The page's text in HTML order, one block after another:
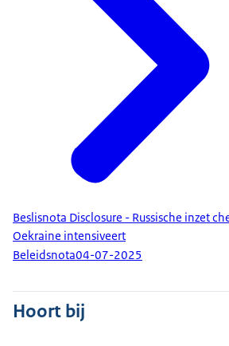
Beslisnota Disclosure - Russische inzet
Oekraine intensiveert
Beleidsnota04-07-2025
Hoort bij